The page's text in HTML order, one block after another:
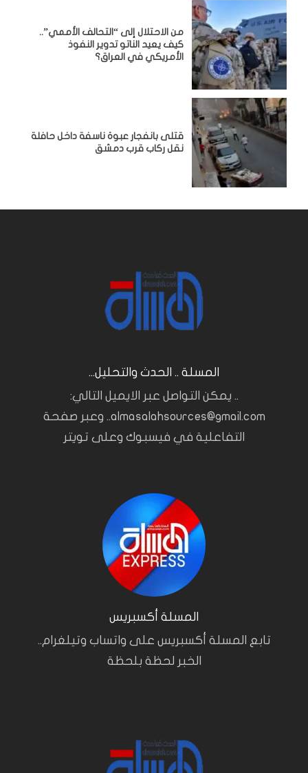
من الاحتلال إلى “التحالف الأممي”..
كيف يعيد الناتو تدوير النفوذ
الأمريكي في العراق؟
قتلى بانفجار عبوة ناسفة داخل حافلة
نقل ركاب قرب دمشق
المسلة .. الحدث والتحليل...
.. يمكن التواصل عبر الايميل التالي:
almasalahsources@gmail.com.. وعبر صفحة
التفاعلية في فيسبوك وعلى تويتر
المسلة أكسبريس
تابع المسلة أكسبريس على واتساب وتيلغرام..
الخبر لحظة بلحظة